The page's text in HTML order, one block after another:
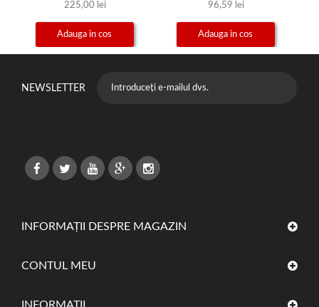
225,00 lei
Adauga in cos
96,59 lei
Adauga in cos
NEWSLETTER
INFORMAȚII DESPRE MAGAZIN
CONTUL MEU